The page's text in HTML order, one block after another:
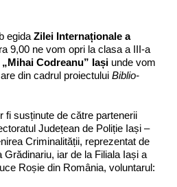
egida Zilei Internaționale a
9,00 ne vom opri la clasa a III-a
„Mihai Codreanu” Iași unde vom
din cadrul proiectului Biblio-
fi susținute de către partenerii
Județean de Poliție Iași –
Criminalității, reprezentat de
Grădinariu, iar de la Filiala Iași a
Roșie din România, voluntarul: